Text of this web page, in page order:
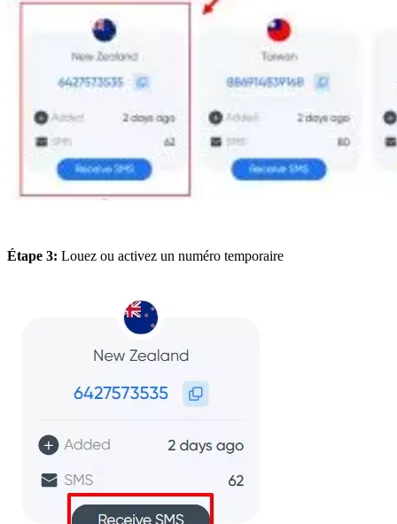
Étape 3: Louez ou activez un numéro temporaire